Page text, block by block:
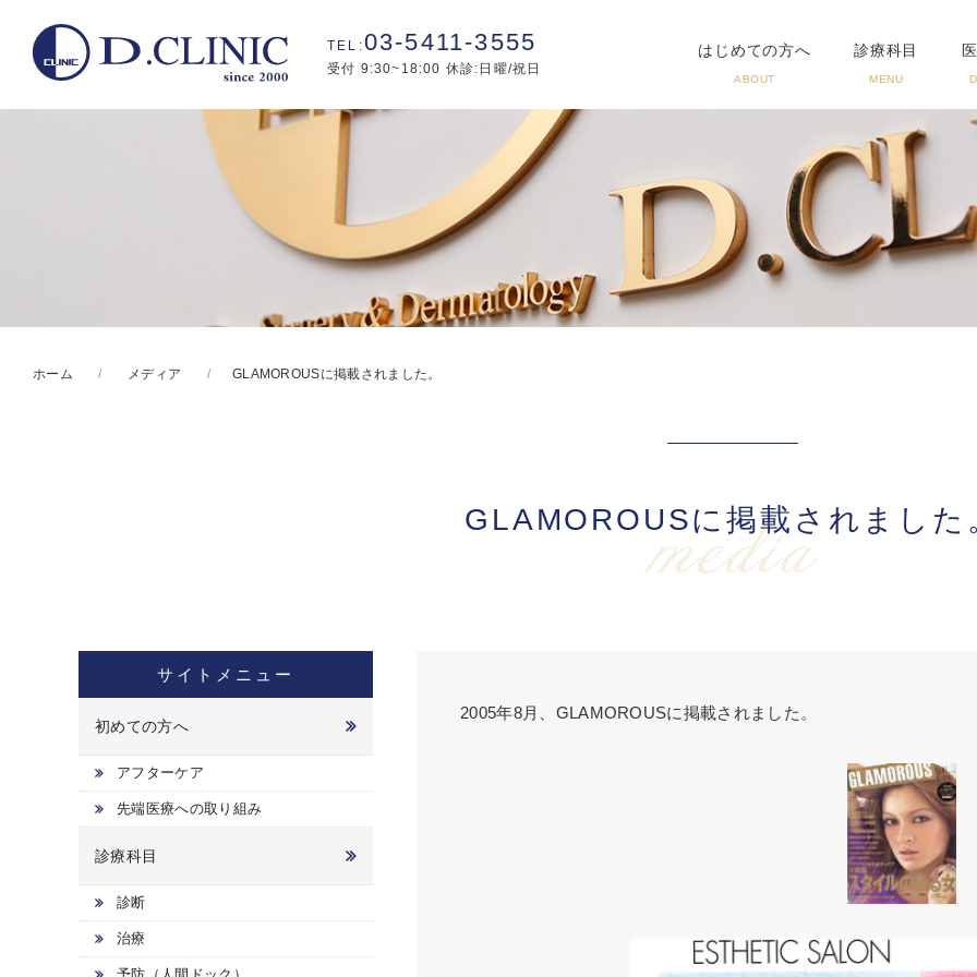
03-5411-3555
受付 9:30~18:00 休診:日曜/祝日
はじめての方へ
ABOUT
診療科目
MENU
ホーム メディア GLAMOROUSに掲載されました。
GLAMOROUSに掲載されました
media
2005年8月、GLAMOROUSに掲載されました。
サイトメニュー
初めての方へ
アフターケア
先端医療への取り組み
診療科目
診断
治療